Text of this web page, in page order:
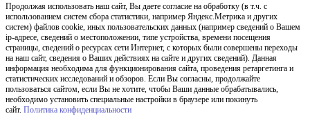
Продолжая использовать наш cайт, Вы даете согласие на обработку (в т.ч. с
использованием систем сбора статистики, например Яндекс.Метрика и других
систем) файлов cookie, иных пользовательских данных (например сведений о Вашем
ip-адресе, сведений о местоположении, типе устройства, времени посещения
страницы, сведений о ресурсах сети Интернет, с которых были совершены переходы
на наш сайт, сведения о Ваших действиях на сайте и других сведений). Данная
информация необходима для функционирования сайта, проведения ретаргетинга и
статистических исследований и обзоров. Если Вы согласны, продолжайте
пользоваться сайтом, если Вы не хотите, чтобы Ваши данные обрабатывались,
необходимо установить специальные настройки в браузере или покинуть
сайт. Политика конфиденциальности